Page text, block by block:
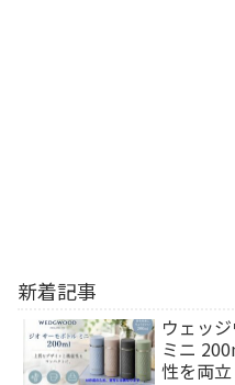
新着記事
ウェッ
ミニ
性を両立